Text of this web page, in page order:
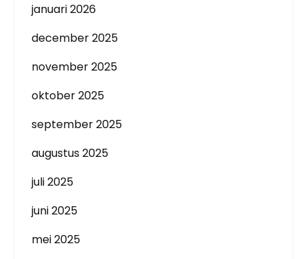
januari 2026
december 2025
november 2025
oktober 2025
september 2025
augustus 2025
juli 2025
juni 2025
mei 2025